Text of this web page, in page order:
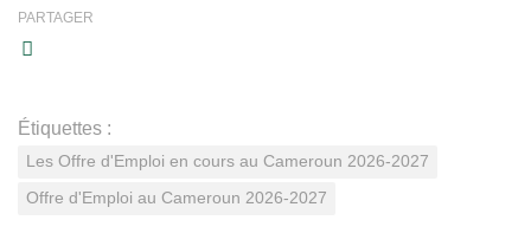
PARTAGER
Étiquettes :
Les Offre d'Emploi en cours au Cameroun 2026-2027
Offre d'Emploi au Cameroun 2026-2027